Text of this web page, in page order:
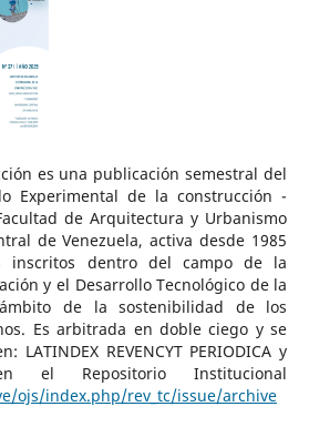
es una publicación semestral del
Experimental de la construcción -
de Arquitectura y Urbanismo
de Venezuela, activa desde 1985
inscritos dentro del campo de la
y el Desarrollo Tecnológico de la
de la sostenibilidad de los
Es arbitrada en doble ciego y se
LATINDEX REVENCYT PERIODICA y
el Repositorio Institucional
ojs/index.php/rev_tc/issue/archive